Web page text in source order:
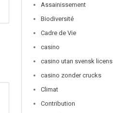
Assainissement
Biodiversité
Cadre de Vie
casino
casino utan svensk licens
casino zonder crucks
Climat
Contribution